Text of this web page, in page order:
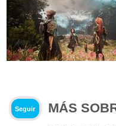
Seguir
MÁS